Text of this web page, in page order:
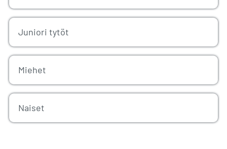
Juniori tytöt
Miehet
Naiset